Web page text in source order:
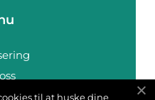
til at huske dine